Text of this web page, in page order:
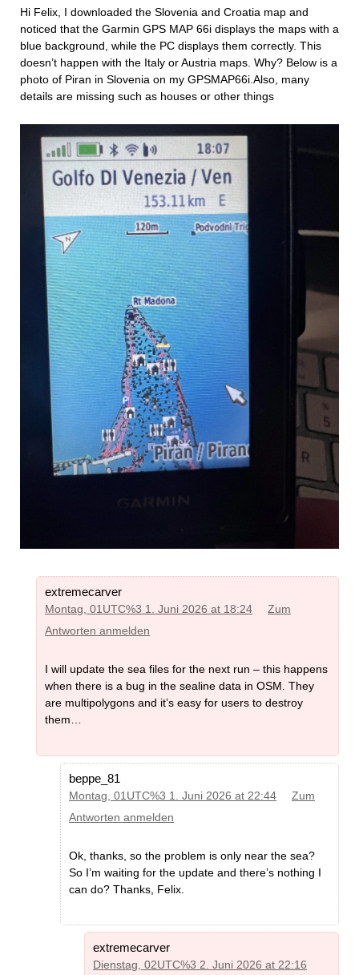
Hi Felix, I downloaded the Slovenia and Croatia map and
noticed that the Garmin GPS MAP 66i displays the maps with a
blue background, while the PC displays them correctly. This
doesn’t happen with the Italy or Austria maps. Why? Below is a
photo of Piran in Slovenia on my GPSMAP66i.Also, many
details are missing such as houses or other things
extremecarver
Montag, 01UTC%3 1. Juni 2026 at 18:24
Zum
Antworten anmelden
I will update the sea files for the next run – this happens
when there is a bug in the sealine data in OSM. They
are multipolygons and it’s easy for users to destroy
them…
beppe_81
Montag, 01UTC%3 1. Juni 2026 at 22:44
Zum
Antworten anmelden
Ok, thanks, so the problem is only near the sea?
So I’m waiting for the update and there’s nothing I
can do? Thanks, Felix.
extremecarver
Dienstag, 02UTC%3 2. Juni 2026 at 22:16